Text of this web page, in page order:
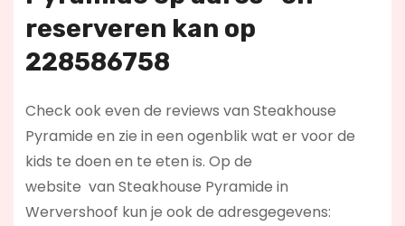
reserveren kan op
228586758
Check ook even de reviews van Steakhouse
Pyramide en zie in een ogenblik wat er voor de
kids te doen en te eten is. Op de
website van Steakhouse Pyramide in
Wervershoof kun je ook de adresgegevens: